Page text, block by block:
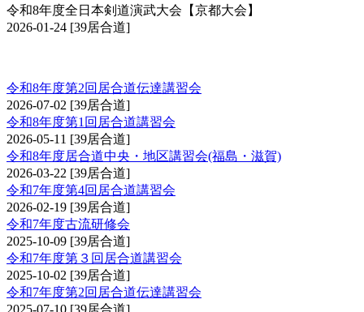
令和8年度全日本剣道演武大会【京都大会】
2026-01-24 [39居合道]
令和8年度第2回居合道伝達講習会
2026-07-02 [39居合道]
令和8年度第1回居合道講習会
2026-05-11 [39居合道]
令和8年度居合道中央・地区講習会(福島・滋賀)
2026-03-22 [39居合道]
令和7年度第4回居合道講習会
2026-02-19 [39居合道]
令和7年度古流研修会
2025-10-09 [39居合道]
令和7年度第３回居合道講習会
2025-10-02 [39居合道]
令和7年度第2回居合道伝達講習会
2025-07-10 [39居合道]